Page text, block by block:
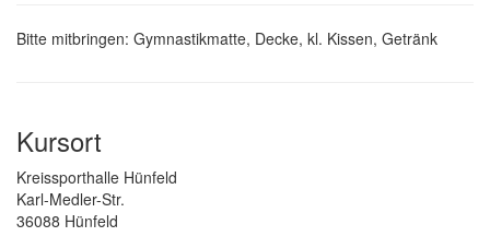
Bitte mitbringen: Gymnastikmatte, Decke, kl. Kissen, Getränk
Kursort
Kreissporthalle Hünfeld
Karl-Medler-Str.
36088 Hünfeld